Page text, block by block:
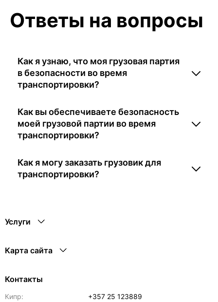
Ответы на вопросы
Как я узнаю, что моя грузовая партия
в безопасности во время
транспортировки?
Как вы обеспечиваете безопасность
моей грузовой партии во время
транспортировки?
Как я могу заказать грузовик для
транспортировки?
Услуги
Карта сайта
Контакты
Кипр:
+357 25 123889